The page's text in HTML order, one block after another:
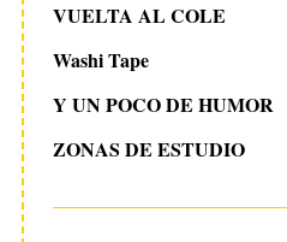
VUELTA AL COLE
Washi Tape
Y UN POCO DE HUMOR
ZONAS DE ESTUDIO